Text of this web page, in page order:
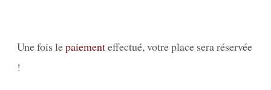
Une fois lepaiementeffectué, votre place sera réservée
!